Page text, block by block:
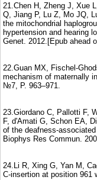
21.Chen H, Zheng J, Xue
Q, Jiang P, Lu Z, Mo JQ,
the mitochondrial
hypertension and hearing
Genet. 2012.[Epub ahead
22.Guan MX, Fischel-
mechanism of maternally
№7, P. 963–971.
23.Giordano C, Pallotti F,
F, d'Amati G, Schon EA,
of the deafness-
Biophys Res Commun.
24.Li R, Xing G, Yan M,
C-insertion at position 961